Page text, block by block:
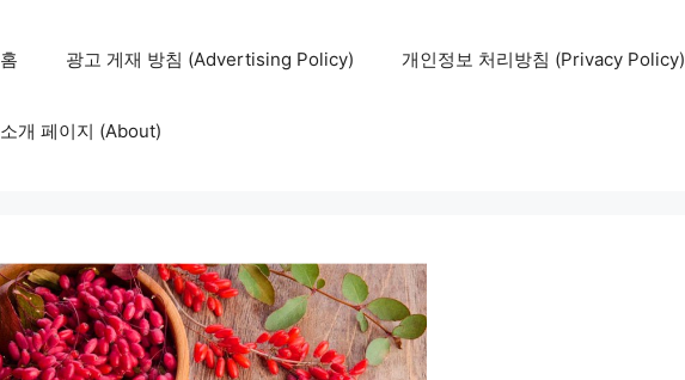
홈 광고 게재 방침 (Advertising Policy) 개인정보 처리방침 (Privacy Policy)
소개 페이지 (About)